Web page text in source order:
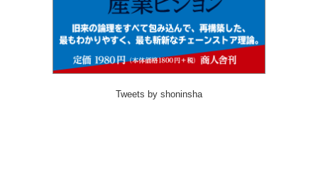
Tweets by shoninsha